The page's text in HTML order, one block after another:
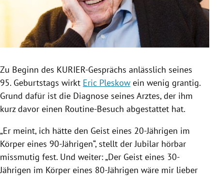
Untermenü
Zu Beginn des KURIER-Gesprächs anlässlich seines
95. Geburtstags wirkt Eric Pleskow ein wenig grantig.
Grund dafür ist die Diagnose seines Arztes, der ihm
kurz davor einen Routine-Besuch abgestattet hat.
„Er meint, ich hätte den Geist eines 20-Jährigen im
Körper eines 90-Jährigen“, stellt der Jubilar hörbar
missmutig fest. Und weiter: „Der Geist eines 30-
Jährigen im Körper eines 80-Jährigen wäre mir lieber